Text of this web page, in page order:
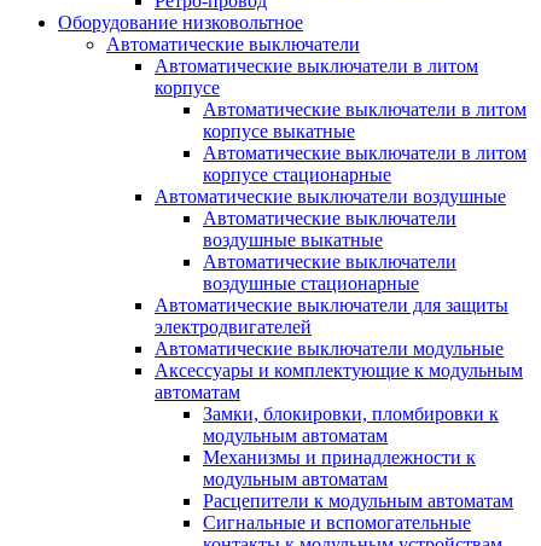
Оборудование низковольтное
Автоматические выключатели
Автоматические выключатели в литом
корпусе
Автоматические выключатели в литом
корпусе выкатные
Автоматические выключатели в литом
корпусе стационарные
Автоматические выключатели воздушные
Автоматические выключатели
воздушные выкатные
Автоматические выключатели
воздушные стационарные
Автоматические выключатели для защиты
электродвигателей
Автоматические выключатели модульные
Аксессуары и комплектующие к модульным
автоматам
Замки, блокировки, пломбировки к
модульным автоматам
Механизмы и принадлежности к
модульным автоматам
Расцепители к модульным автоматам
Сигнальные и вспомогательные